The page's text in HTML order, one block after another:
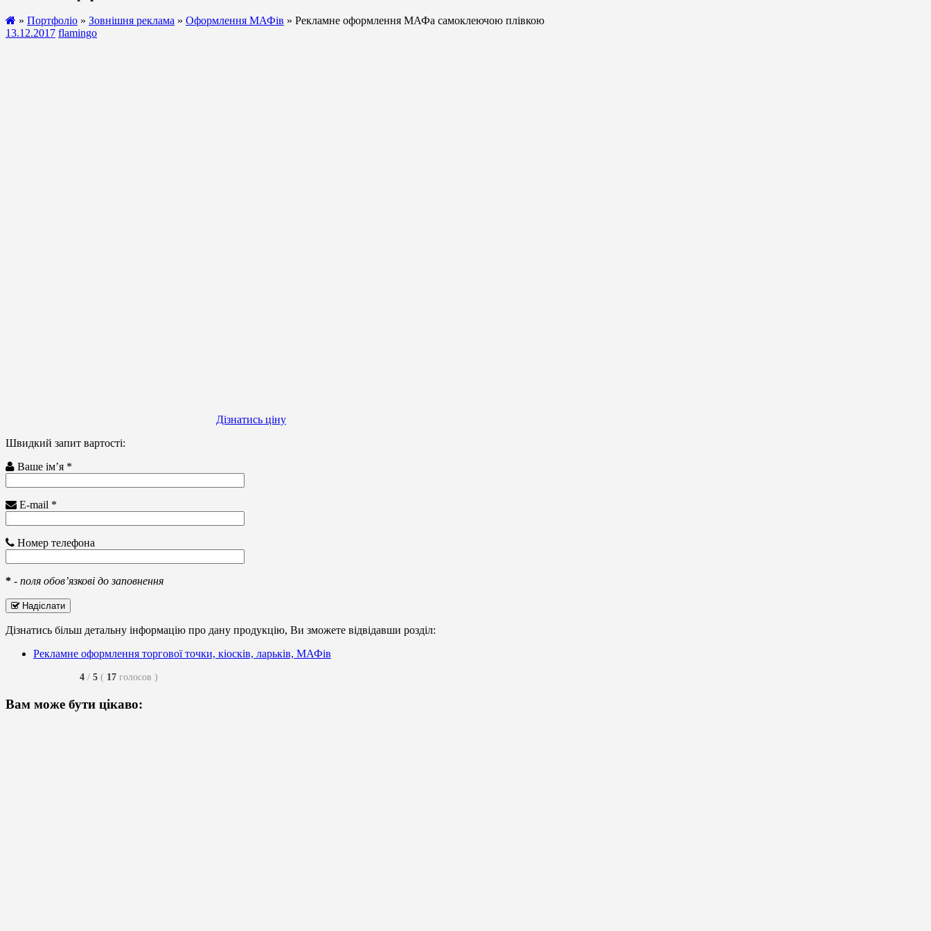
» Портфоліо » Зовнішня реклама » Оформлення МАФів » Рекламне оформлення МАФа самоклеючою плівкою
13.12.2017 flamingo
Дізнатись ціну
Швидкий запит вартості:
Ваше ім’я *
E-mail *
Номер телефона
* - поля обов’язкові до заповнення
Надіслати
Дізнатись більш детальну інформацію про дану продукцію, Ви зможете відвідавши розділ:
Рекламне оформлення торгової точки, кіосків, ларьків, МАФів
4 / 5 ( 17 голосов )
Вам може бути цікаво: